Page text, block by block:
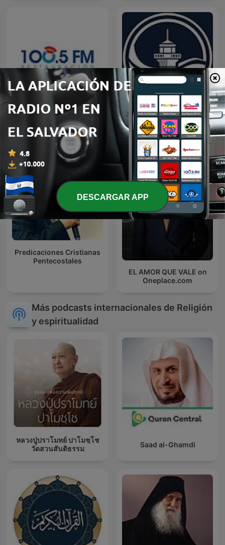
Restauracion Predicaciones Cristianas
Predicaciones Cristianas
Pentecostales
EL AMOR QUE VALE on
Oneplace.com
Más podcasts internacionales de Religión
y espiritualidad
หลวงปู่ปราโมทย์ ปาโมชฺโช
วัดสวนสันติธรรม
Saad al-Ghamdi
DESCARGAR APP